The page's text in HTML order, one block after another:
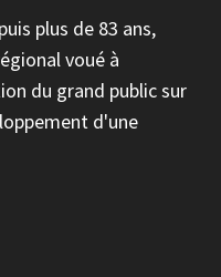
plus de 83 ans,
voué à
du grand public sur
d'une